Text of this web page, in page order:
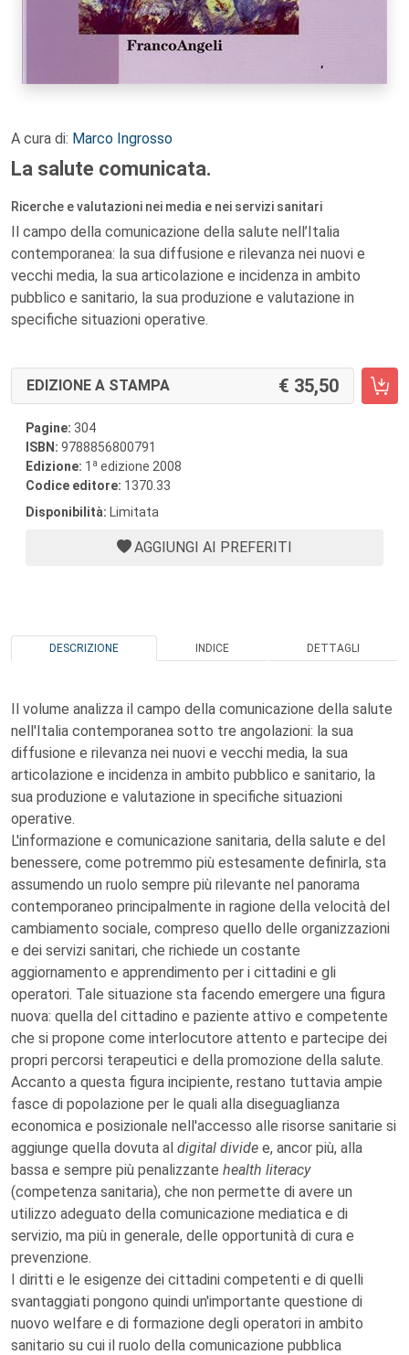
A cura di: Marco Ingrosso
La salute comunicata.
Ricerche e valutazioni nei media e nei servizi sanitari
Il campo della comunicazione della salute nell’Italia
contemporanea: la sua diffusione e rilevanza nei nuovi e
vecchi media, la sua articolazione e incidenza in ambito
pubblico e sanitario, la sua produzione e valutazione in
specifiche situazioni operative.
EDIZIONE A STAMPA 35,50
Pagine: 304
ISBN: 9788856800791
Edizione: 1 a edizione 2008
Codice editore: 1370.33
Disponibilità: Limitata
AGGIUNGI AI PREFERITI
DESCRIZIONE INDICE DETTAGLI
Il volume analizza il campo della comunicazione della salute
nell'Italia contemporanea sotto tre angolazioni: la sua
diffusione e rilevanza nei nuovi e vecchi media, la sua
articolazione e incidenza in ambito pubblico e sanitario, la
sua produzione e valutazione in specifiche situazioni
operative.
L'informazione e comunicazione sanitaria, della salute e del
benessere, come potremmo più estesamente definirla, sta
assumendo un ruolo sempre più rilevante nel panorama
contemporaneo principalmente in ragione della velocità del
cambiamento sociale, compreso quello delle organizzazioni
e dei servizi sanitari, che richiede un costante
aggiornamento e apprendimento per i cittadini e gli
operatori. Tale situazione sta facendo emergere una figura
nuova: quella del cittadino e paziente attivo e competente
che si propone come interlocutore attento e partecipe dei
propri percorsi terapeutici e della promozione della salute.
Accanto a questa figura incipiente, restano tuttavia ampie
fasce di popolazione per le quali alla diseguaglianza
economica e posizionale nell'accesso alle risorse sanitarie si
aggiunge quella dovuta al digital divide e, ancor più, alla
bassa e sempre più penalizzante health literacy
(competenza sanitaria), che non permette di avere un
utilizzo adeguato della comunicazione mediatica e di
servizio, ma più in generale, delle opportunità di cura e
prevenzione.
I diritti e le esigenze dei cittadini competenti e di quelli
svantaggiati pongono quindi un'importante questione di
nuovo welfare e di formazione degli operatori in ambito
sanitario su cui il ruolo della comunicazione pubblica